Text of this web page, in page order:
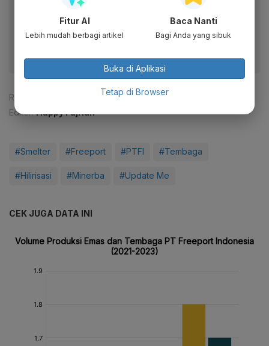
Dapatkan pengalaman membaca lebih nyaman dan nikmati
Reporter:
Mela Syaharani
Editor: Happy Fajrian
#Smelter #Freeport #PTFI #Tembaga
#Hilirisasi #Minerba #Update Me
CEK JUGA DATA INI
Fitur AI
Lebih mudah berbagi artikel
Baca Nanti
Bagi Anda yang sibuk
Buka di Aplikasi
Tetap di Browser